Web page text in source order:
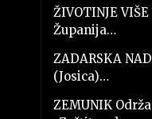
ŽIVOTINJE
Županija…
ZADARSKA
(Josica)…
ZEMUNIK